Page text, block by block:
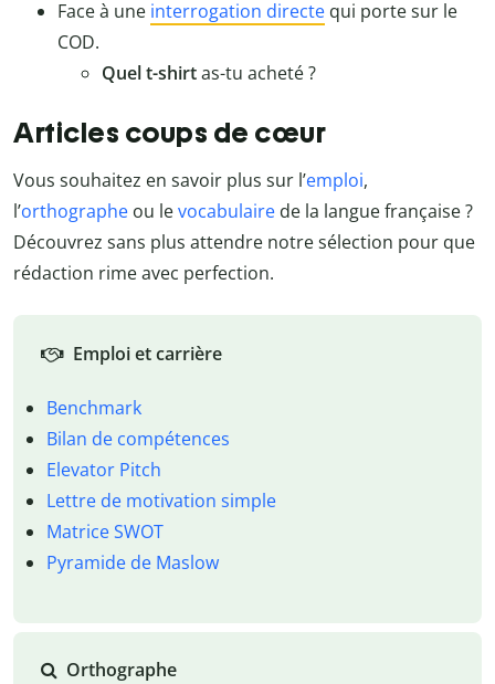
Face à une interrogation directe qui porte sur le
COD.
Quel t-shirtas-tu acheté ?
Articles coups de cœur
Vous souhaitez en savoir plus sur l’emploi,
l’orthographe ou levocabulaire de la langue française ?
Découvrez sans plus attendre notre sélection pour que
rédaction rime avec perfection.
Emploi et carrière
Benchmark
Bilan de compétences
Elevator Pitch
Lettre de motivation simple
Matrice SWOT
Pyramide de Maslow
Orthographe